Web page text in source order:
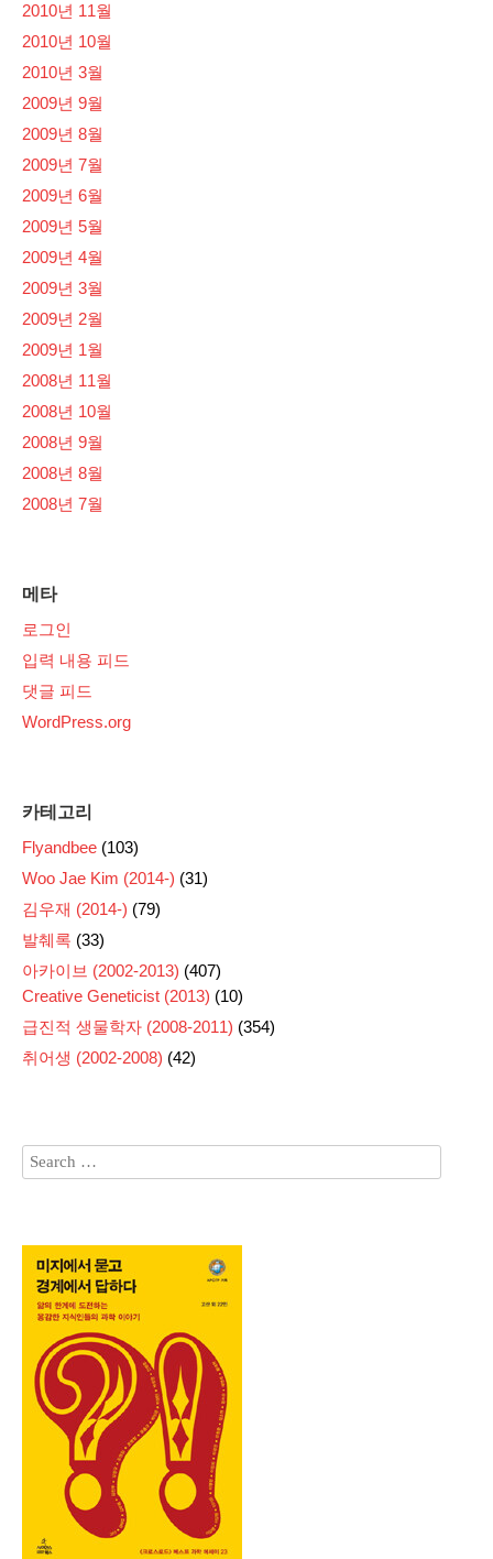
2010년 11월
2010년 10월
2010년 3월
2009년 9월
2009년 8월
2009년 7월
2009년 6월
2009년 5월
2009년 4월
2009년 3월
2009년 2월
2009년 1월
2008년 11월
2008년 10월
2008년 9월
2008년 8월
2008년 7월
메타
로그인
입력 내용 피드
댓글 피드
WordPress.org
카테고리
Flyandbee (103)
Woo Jae Kim (2014-) (31)
김우재 (2014-) (79)
발췌록 (33)
아카이브 (2002-2013) (407)
Creative Geneticist (2013) (10)
급진적 생물학자 (2008-2011) (354)
취어생 (2002-2008) (42)